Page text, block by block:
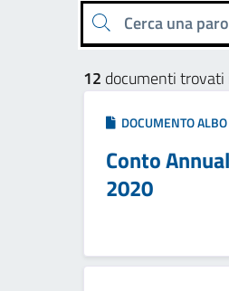
Cerca una parola chiave
12 documenti
DOCUMENTO
Conto
2020